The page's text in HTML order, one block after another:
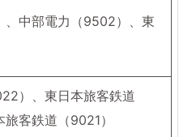
中部電力（9502）、東
）、東日本旅客鉄道
客鉄道（9021）